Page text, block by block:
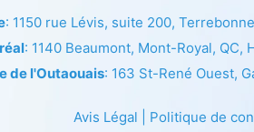
: 1150 rue Lévis, suite 200,
: 1140 Beaumont, Mont-Royal, QC,
de l'Outaouais: 163 St-René Ouest,
Avis Légal Politique de